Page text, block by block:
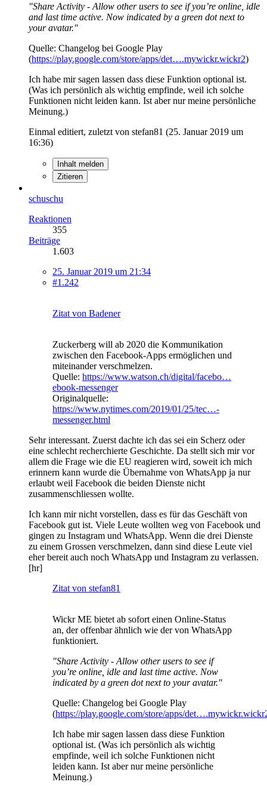
"Share Activity - Allow other users to see if you’re online, idle
and last time active. Now indicated by a green dot next to
your avatar."
Quelle: Changelog bei Google Play
(https://play.google.com/store/apps/det….mywickr.wickr2)
Ich habe mir sagen lassen dass diese Funktion optional ist.
(Was ich persönlich als wichtig empfinde, weil ich solche
Funktionen nicht leiden kann. Ist aber nur meine persönliche
Meinung.)
Einmal editiert, zuletzt von stefan81 (25. Januar 2019 um
16:36)
Inhalt melden
Zitieren
schuschu
Reaktionen
355
Beiträge
1.603
25. Januar 2019 um 21:34
#1.242
Zitat von Badener
Zuckerberg will ab 2020 die Kommunikation
zwischen den Facebook-Apps ermöglichen und
miteinander verschmelzen.
Quelle: https://www.watson.ch/digital/facebo…
ebook-messenger
Originalquelle:
https://www.nytimes.com/2019/01/25/tec…-
messenger.html
Sehr interessant. Zuerst dachte ich das sei ein Scherz oder
eine schlecht recherchierte Geschichte. Da stellt sich mir vor
allem die Frage wie die EU reagieren wird, soweit ich mich
erinnern kann wurde die Übernahme von WhatsApp ja nur
erlaubt weil Facebook die beiden Dienste nicht
zusammenschliessen wollte.
Ich kann mir nicht vorstellen, dass es für das Geschäft von
Facebook gut ist. Viele Leute wollten weg von Facebook und
gingen zu Instagram und WhatsApp. Wenn die drei Dienste
zu einem Grossen verschmelzen, dann sind diese Leute viel
eher bereit auch noch WhatsApp und Instagram zu verlassen.
[hr]
Zitat von stefan81
Wickr ME bietet ab sofort einen Online-Status
an, der offenbar ähnlich wie der von WhatsApp
funktioniert.
"Share Activity - Allow other users to see if
you’re online, idle and last time active. Now
indicated by a green dot next to your avatar."
Quelle: Changelog bei Google Play
(https://play.google.com/store/apps/
Ich habe mir sagen lassen dass diese Funktion
optional ist. (Was ich persönlich als wichtig
empfinde, weil ich solche Funktionen nicht
leiden kann. Ist aber nur meine persönliche
Meinung.)